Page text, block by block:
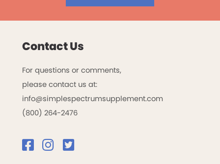
Contact Us
For questions or comments,
please contact us at:
info@simplespectrumsupplement.com
(800) 264-2476